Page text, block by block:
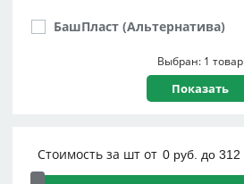
БашПласт (Альтернатива)
Выбран: 1 товар
Стоимость за шт от